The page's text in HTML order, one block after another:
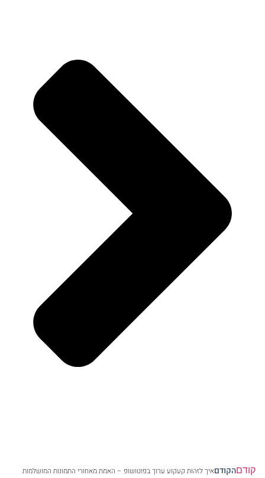
קודםהקודםאיך לזהות קעקוע ערוך בפוטושופ – האמת מאחורי התמונות המושלמות